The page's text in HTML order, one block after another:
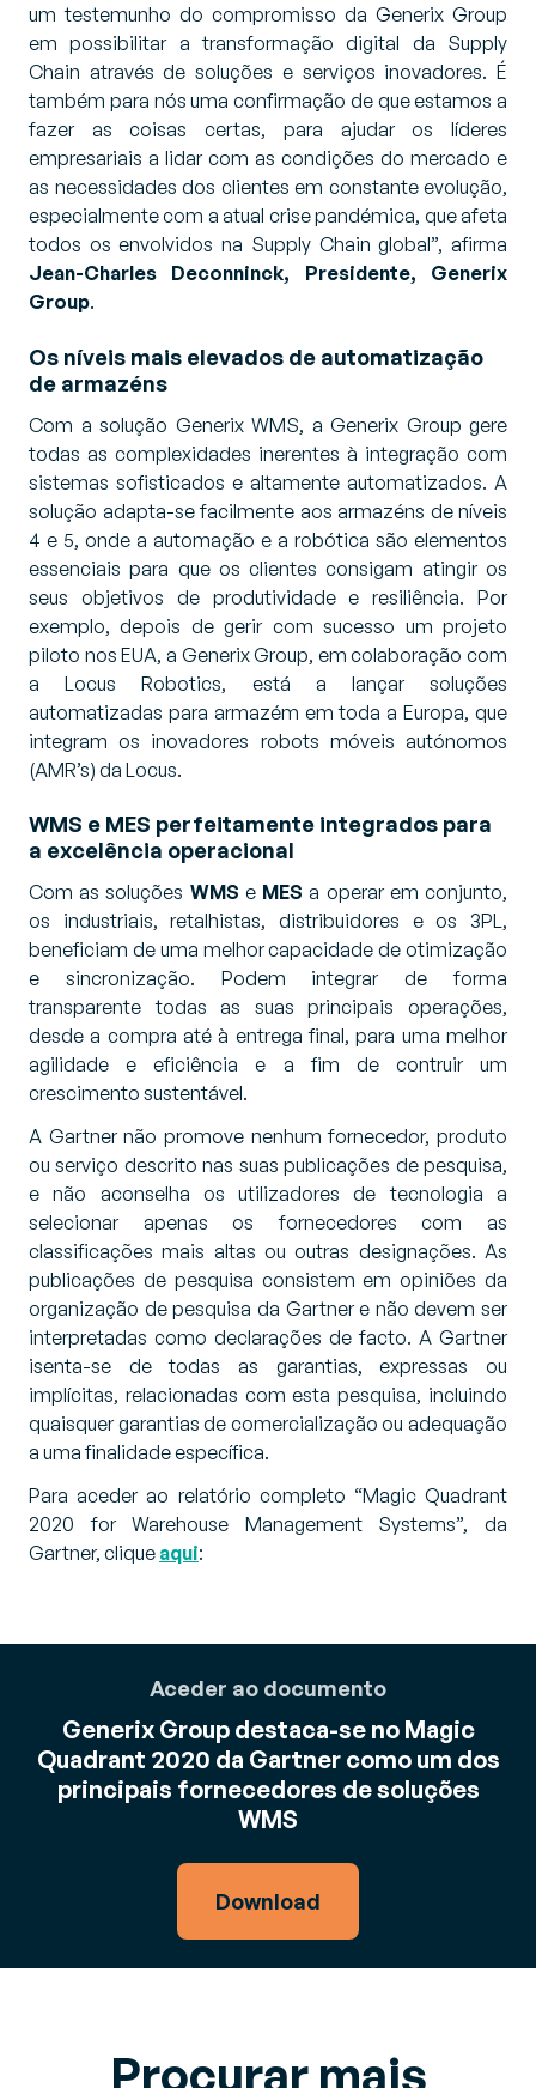
um testemunho do compromisso da Generix Group
em possibilitar a transformação digital da Supply
Chain através de soluções e serviços inovadores. É
também para nós uma confirmação de que estamos a
fazer as coisas certas, para ajudar os líderes
empresariais a lidar com as condições do mercado e
as necessidades dos clientes em constante evolução,
especialmente com a atual crise pandémica, que afeta
todos os envolvidos na Supply Chain global”, afirma
Jean-Charles Deconninck, Presidente, Generix
Group.
Os níveis mais elevados de automatização
de armazéns
Com a solução Generix WMS, a Generix Group gere
todas as complexidades inerentes à integração com
sistemas sofisticados e altamente automatizados. A
solução adapta-se facilmente aos armazéns de níveis
4 e 5, onde a automação e a robótica são elementos
essenciais para que os clientes consigam atingir os
seus objetivos de produtividade e resiliência. Por
exemplo, depois de gerir com sucesso um projeto
piloto nos EUA, a Generix Group, em colaboração com
a Locus Robotics, está a lançar soluções
automatizadas para armazém em toda a Europa, que
integram os inovadores robots móveis autónomos
(AMR’s) da Locus.
WMS e MES perfeitamente integrados para
a excelência operacional
Com as soluções WMS e MESa operar em conjunto,
os industriais, retalhistas, distribuidores e os 3PL,
beneficiam de uma melhor capacidade de otimização
e sincronização. Podem integrar de forma
transparente todas as suas principais operações,
desde a compra até à entrega final, para uma melhor
agilidade e eficiência e a fim de contruir um
crescimento sustentável.
A Gartner não promove nenhum fornecedor, produto
ou serviço descrito nas suas publicações de pesquisa,
e não aconselha os utilizadores de tecnologia a
selecionar apenas os fornecedores com as
classificações mais altas ou outras designações. As
publicações de pesquisa consistem em opiniões da
organização de pesquisa da Gartner e não devem ser
interpretadas como declarações de facto. A Gartner
isenta-se de todas as garantias, expressas ou
implícitas, relacionadas com esta pesquisa, incluindo
quaisquer garantias de comercialização ou adequação
a uma finalidade específica.
Para aceder ao relatório completo “Magic Quadrant
2020 for Warehouse Management Systems”, da
Gartner, clique aqui:
Aceder ao documento
Generix Group destaca-se no Magic
Quadrant 2020 da Gartner como um dos
principais fornecedores de soluções
WMS
Download
Procurar mais